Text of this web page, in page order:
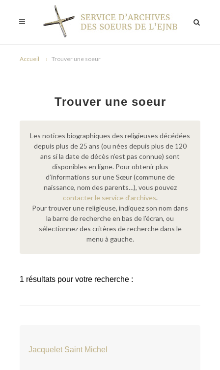
Accueil Trouver une soeur
Trouver une soeur
Les notices biographiques des religieuses décédées
depuis plus de 25 ans (ou nées depuis plus de 120
ans si la date de décès n’est pas connue) sont
disponibles en ligne. Pour obtenir plus
d’informations sur une Sœur (commune de
naissance, nom des parents…), vous pouvez
contacter le service d’archives.
Pour trouver une religieuse, indiquez son nom dans
la barre de recherche en bas de l’écran, ou
sélectionnez des critères de recherche dans le
menu à gauche.
1 résultats pour votre recherche :
Jacquelet Saint Michel